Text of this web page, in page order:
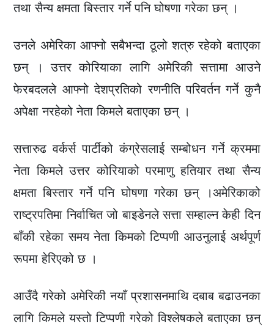
तथा सैन्य क्षमता बिस्तार गर्ने पनि घोषणा गरेका छन् ।
उनले अमेरिका आफ्नो सबैभन्दा ठूलो शत्रु रहेको बताएका
छन् । उत्तर कोरियाका लागि अमेरिकी सत्तामा आउने
फेरबदलले आफ्नो देशप्रतिको रणनीति परिवर्तन गर्ने कुनै
अपेक्षा नरहेको नेता किमले बताएका छन् ।
सत्तारुढ वर्कर्स पार्टीको कंग्रेसलाई सम्बोधन गर्ने क्रममा
नेता किमले उत्तर कोरियाको परमाणु हतियार तथा सैन्य
क्षमता बिस्तार गर्ने पनि घोषणा गरेका छन् ।अमेरिकाको
राष्ट्रपतिमा निर्वाचित जो बाइडेनले सत्ता सम्हाल्न केही दिन
बाँकी रहेका समय नेता किमको टिप्पणी आउनुलाई अर्थपूर्ण
रूपमा हेरिएको छ ।
आउँदै गरेको अमेरिकी नयाँ प्रशासनमाथि दबाब बढाउनका
लागि किमले यस्तो टिप्पणी गरेको विश्लेषकले बताएका छन्